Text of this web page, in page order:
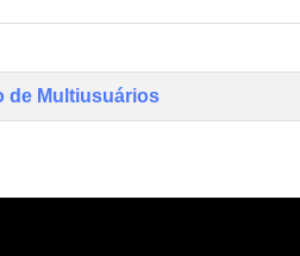
de Multiusuários